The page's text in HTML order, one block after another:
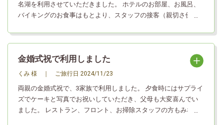
名湖を利用させていただきました。 ホテルのお部屋、お風呂、
バイキングのお食事はもとより、スタッフの接客（親切さ優し
本当に楽しい有意義な2日間を過ごすことが出来ました。ありが
金婚式祝で利用しました
くみ 様 ご旅行日 2024/11/23
両親の金婚式祝で、3家族で利用しました。 夕食時にはサプライ
ズでケーキと写真でお祝いしていただき、父母も大変喜んでい
ました。 レストラン、フロント、お掃除スタッフの方もみなさ